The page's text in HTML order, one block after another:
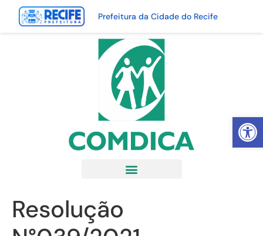
Abrir
Prefeitura da Cidade do Recife
Resolução